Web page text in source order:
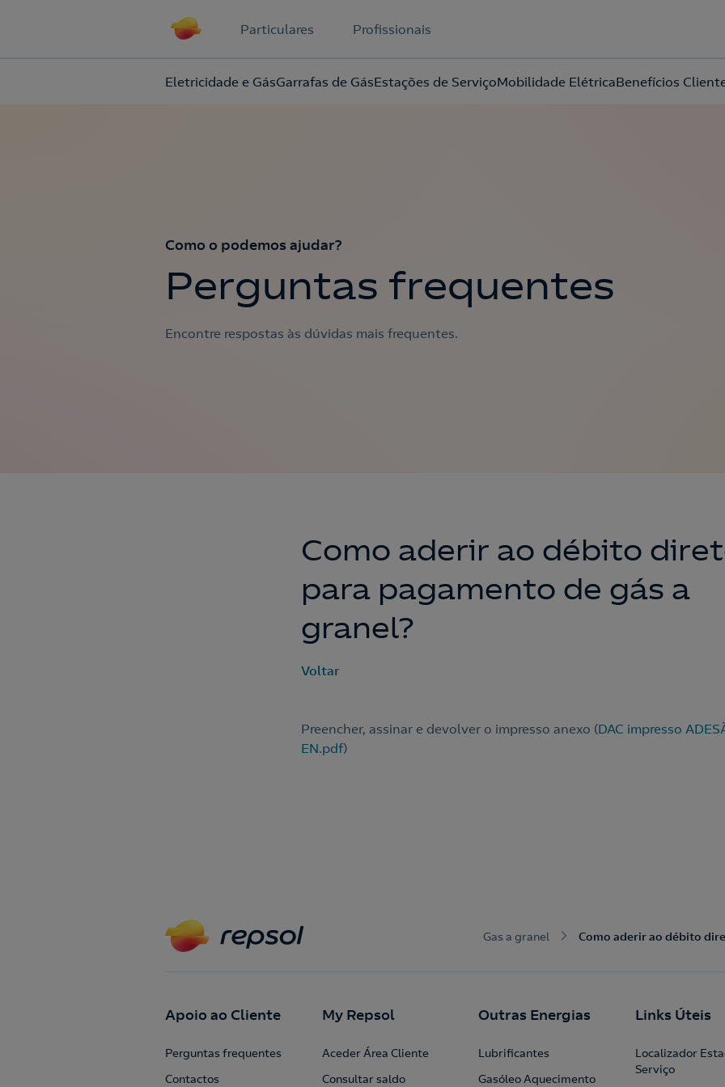
Particulares Profissionais
Eletricidade e GásGarrafas de GásEstações de ServiçoMobilidade ElétricaBenefícios
Acepto la política de protección de datos.
Como o podemos ajudar?
Perguntas frequentes
Encontre respostas às dúvidas mais frequentes.
Como aderir ao débito
para pagamento de gás a
granel?
Voltar
Preencher, assinar e devolver o impresso anexo (DAC impresso
EN.pdf)
Gas a granel Como aderir ao débito
Apoio ao Cliente
Perguntas frequentes
Contactos
My Repsol
Aceder Área Cliente
Consultar saldo
Outras Energias
Lubrificantes
Gasóleo Aquecimento
Links Úteis
Localizador
Serviço